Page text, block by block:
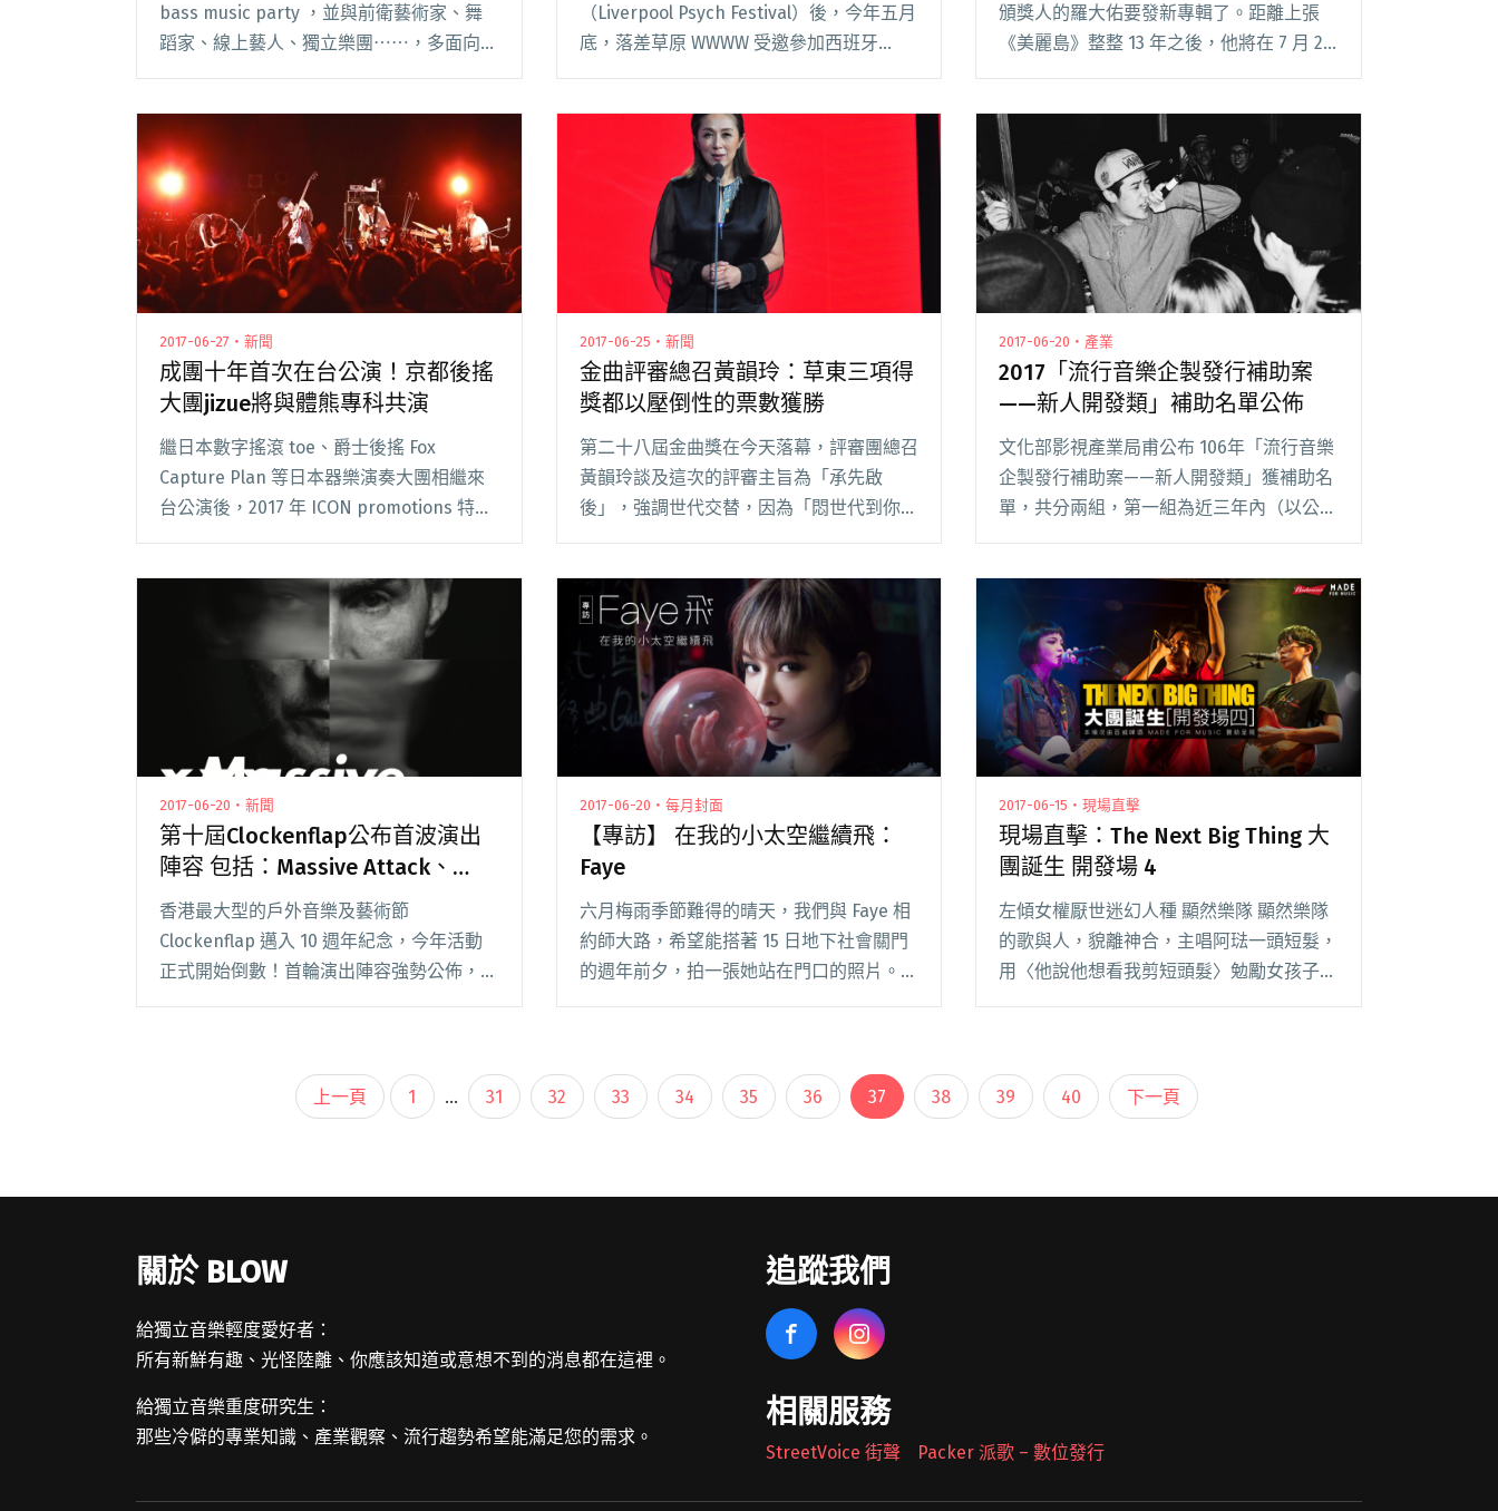
bass music party ，並與前衛藝術家、舞
蹈家、線上藝人、獨立樂團⋯⋯，多面向合
瑋、潘雲安合作 電子樂人Dizparity推出首
張專輯《Night Phase 夜相》"
（Liverpool Psych Festival）後，今年五月
底，落差草原 WWWW 受邀參加西班牙
"落差草原 WWWW的西班牙Primavera
Sound演出記行"
頒獎人的羅大佑要發新專輯了。距離上張
《美麗島》整整 13 年之後，他將在 7 月 26
年第三張個人專輯《家》閱讀全文 "3年半
前返台定居 羅大佑暌違13年新作《家III》
七月發行"
2017-06-27・新聞
成團十年首次在台公演！京都後搖
大團jizue將與體熊專科共演
繼日本數字搖滾 toe、爵士後搖 Fox
Capture Plan 等日本器樂演奏大團相繼來
台公演後，2017 年 ICON promotions 特別
閱讀全文 "成團十年首次在台公演！京都後
搖大團jizue將與體熊專科共演"
2017-06-25・新聞
金曲評審總召黃韻玲：草東三項得
獎都以壓倒性的票數獲勝
第二十八屆金曲獎在今天落幕，評審團總召
黃韻玲談及這次的評審主旨為「承先啟
後」，強調世代交替，因為「悶世代到你面
表達自己的想法過後才進行投票，因此多數
獎項在第一輪投票閱讀全文 "金曲評審總召
黃韻玲：草東三項得獎都以壓倒性的票數獲
勝"
2017-06-20・產業
2017「流行音樂企製發行補助案
——新人開發類」補助名單公佈
文化部影視產業局甫公布 106年「流行音樂
企製發行補助案——新人開發類」獲補助名
單，共分兩組，第一組為近三年內（以公告
者；第二組為，出版發行未超過三十首單
曲，或未超過閱讀全文 "2017「流行音樂企
製發行補助案——新人開發類」補助名單公
佈"
2017-06-20・新聞
第十屆Clockenflap公布首波演出
陣容 包括：Massive Attack、
Feist、Hello Nico
香港最大型的戶外音樂及藝術節
Clockenflap 邁入 10 週年紀念，今年活動
正式開始倒數！首輪演出陣容強勢公佈，包
括英倫 Trip-Hop 傳奇 Massive Attack、加
波演出陣容 包括：Massive Attack、
2017-06-20・每月封面
【專訪】 在我的小太空繼續飛：
Faye
六月梅雨季節難得的晴天，我們與 Faye 相
約師大路，希望能搭著 15 日地下社會關門
的週年前夕，拍一張她站在門口的照片。正
擔心光線變化、師大人潮與午後陣雨之際，
讀全文 "【專訪】 在我的小太空繼續飛：
Faye"
2017-06-15・現場直擊
現場直擊：The Next Big Thing 大
團誕生 開發場 4
左傾女權厭世迷幻人種 顯然樂隊 顯然樂隊
的歌與人，貌離神合，主唱阿琺一頭短髮，
用〈他說他想看我剪短頭髮〉勉勵女孩子不
要為喜歡的男性改變外觀；同時，他們也用
歌，你很難不閱讀全文 "現場直擊：The
Next Big Thing 大團誕生 開發場 4"
上一頁 1 ... 31 32 33 34 35 36 37 38 39 40 下一頁
關於 BLOW
給獨立音樂輕度愛好者：
所有新鮮有趣、光怪陸離、你應該知道或意想不到的消息都在這裡。
給獨立音樂重度研究生：
那些冷僻的專業知識、產業觀察、流行趨勢希望能滿足您的需求。
追蹤我們
相關服務
StreetVoice 街聲 Packer 派歌 – 數位發行